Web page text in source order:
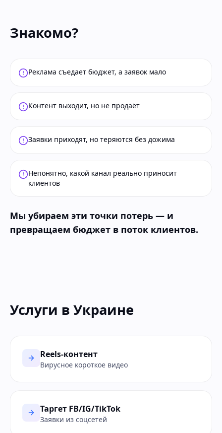
Знакомо?
Реклама съедает бюджет, а заявок мало
Контент выходит, но не продаёт
Заявки приходят, но теряются без дожима
Непонятно, какой канал реально приносит
клиентов
Мы убираем эти точки потерь — и
превращаем бюджет в поток клиентов.
Услуги в Украине
Reels-контент
Вирусное короткое видео
Таргет FB/IG/TikTok
Заявки из соцсетей